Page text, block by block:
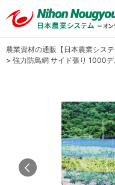
農業資材の通販【日本農業システ
> 強力防鳥網 サイド張り 1000